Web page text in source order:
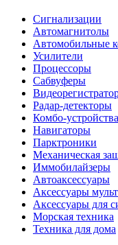
Сигнализации
Автомагнитолы
Автомобильные
Усилители
Процессоры
Сабвуферы
Радар-детекторы
Комбо-устройства
Навигаторы
Парктроники
Механическая
Иммобилайзеры
Автоаксессуары
Аксессуары
Аксессуары для
Морская техника
Техника для дома